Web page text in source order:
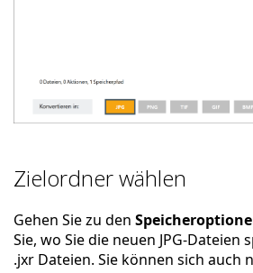
Zielordner wählen
Gehen Sie zu den
Sie, wo Sie die neuen JPG-Dateien
.jxr Dateien. Sie können sich auch